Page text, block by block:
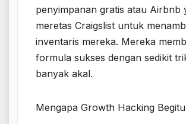
penyimpanan gratis atau Airbnb
meretas Craigslist untuk
inventaris mereka. Mereka
formula sukses dengan sedikit
banyak akal.
Mengapa Growth Hacking